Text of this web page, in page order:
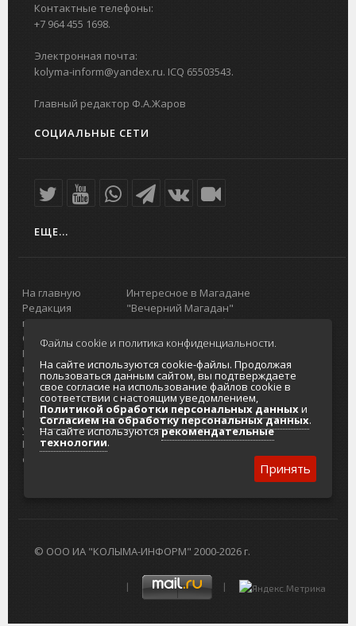
Контактные телефоны:
+7 964 455 1698.
Электронная почта:
kolyma-inform@yandex.ru. ICQ 65503543.
Главный редактор Ф.А.Жаров
СОЦИАЛЬНЫЕ СЕТИ
ЕЩЕ...
На главную
Редакция
портала
О проекте
Реклама на
портале
Отзывы и
предложения
Интернет-
услуги
Разработка
сайтов
Интересное в Магадане
"Вечерний Магадан"
Реклама
Главный туристический портал
Колымы
Политика в отношении обработки
персональных данных
Согласие на обработку персональных
данных
© ООО ИА "КОЛЫМА-ИНФОРМ" 2000-2026 г.
Файлы cookie и политика конфиденциальности.
На сайте используются cookie-файлы. Продолжая
пользоваться данным сайтом, вы подтверждаете
свое согласие на использование файлов cookie в
соответствии с настоящим уведомлением,
Политикой обработки персональных данныхи
Согласием на обработку персональных данных.
На сайте используютсярекомендательные
технологии.
Принять